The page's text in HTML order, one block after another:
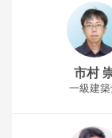
市村
一級建築